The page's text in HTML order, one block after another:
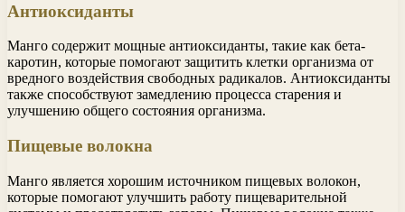
Антиоксиданты
Манго содержит мощные антиоксиданты, такие как бета-
каротин, которые помогают защитить клетки организма от
вредного воздействия свободных радикалов. Антиоксиданты
также способствуют замедлению процесса старения и
улучшению общего состояния организма.
Пищевые волокна
Манго является хорошим источником пищевых волокон,
которые помогают улучшить работу пищеварительной